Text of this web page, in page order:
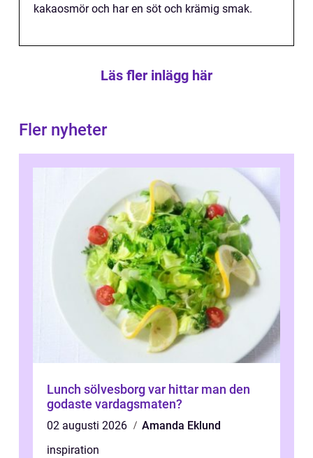
kakaosmör och har en söt och krämig smak.
Läs fler inlägg här
Fler nyheter
Lunch sölvesborg var hittar man den
godaste vardagsmaten?
02 augusti 2026
Amanda Eklund
inspiration